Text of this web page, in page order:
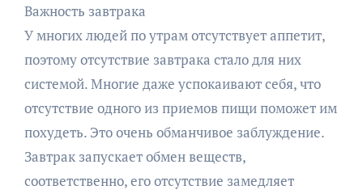
Важность завтрака
У многих людей по утрам отсутствует аппетит,
поэтому отсутствие завтрака стало для них
системой. Многие даже успокаивают себя, что
отсутствие одного из приемов пищи поможет им
похудеть. Это очень обманчивое заблуждение.
Завтрак запускает обмен веществ,
соответственно, его отсутствие замедляет